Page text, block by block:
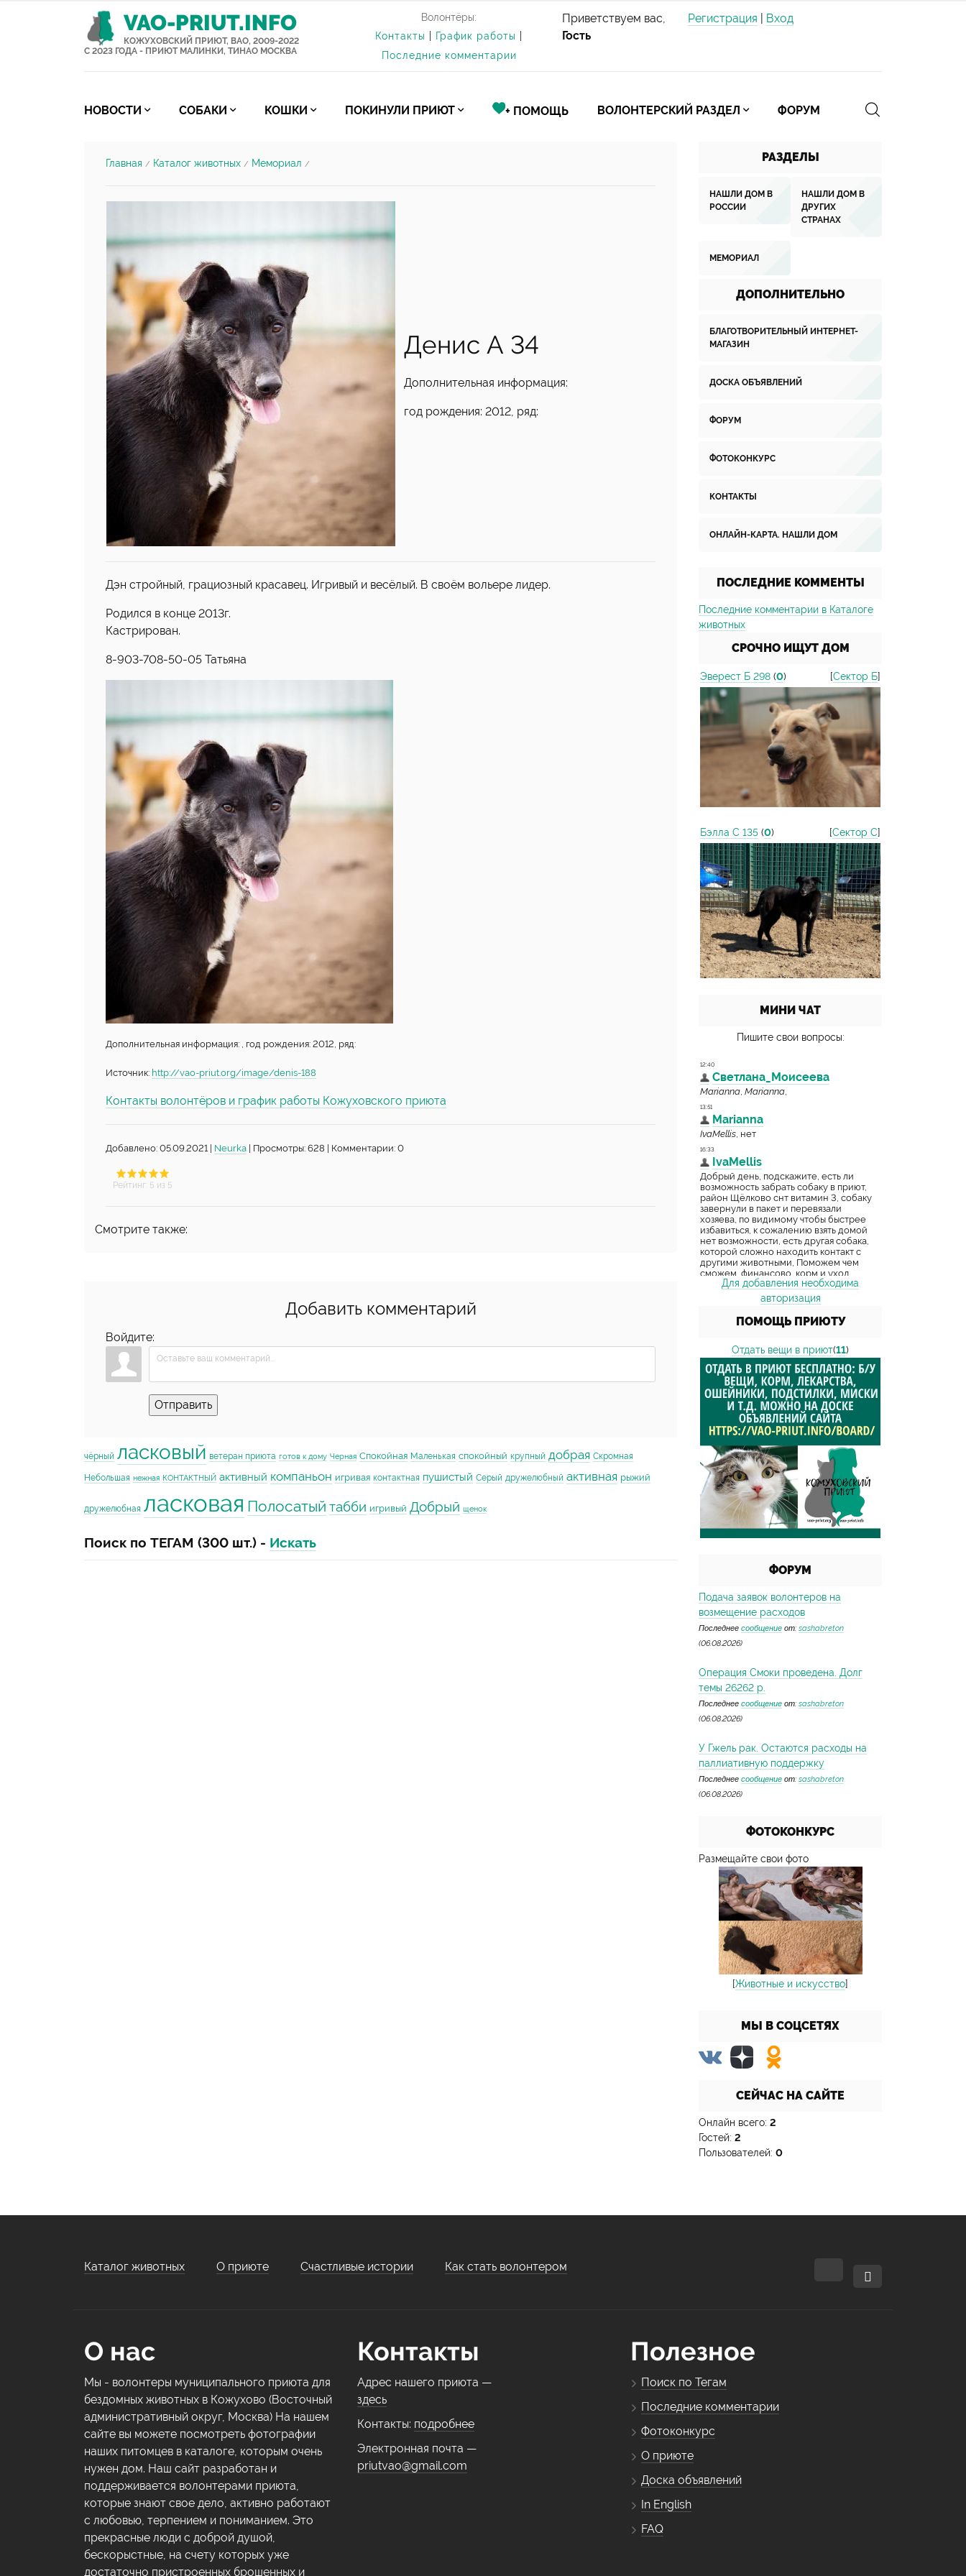
VAO-PRIUT.INFO
КОЖУХОВСКИЙ ПРИЮТ, ВАО, 2009-2022
С 2023 ГОДА - ПРИЮТ МАЛИНКИ, ТИНАО МОСКВА
Волонтёры:
Контакты
График работы
Последние комментарии
Приветствуем вас,
Гость
Регистрация Вход
НОВОСТИ СОБАКИ КОШКИ ПОКИНУЛИ ПРИЮТ + ПОМОЩЬ ВОЛОНТЕРСКИЙ РАЗДЕЛ ФОРУМ
Главная / Каталог животных / Мемориал /
Денис А 34
Дополнительная информация:
год рождения: 2012, ряд:
Дэн стройный, грациозный красавец. Игривый и весёлый. В своём вольере лидер.
Родился в конце 2013г.
Кастрирован.
8-903-708-50-05 Татьяна
Дополнительная информация: , год рождения: 2012, ряд:
Источник: http://vao-priut.org/image/denis-188
Контакты волонтёров и график работы Кожуховского приюта
Добавлено: 05.09.2021 | Neurka | Просмотры: 628 | Комментарии: 0
Рейтинг: 5 из 5
Смотрите также:
Добавить комментарий
Войдите:
Отправить
чёрный ласковый ветеран приюта готов к дому Черная Спокойная Маленькая спокойный крупный добрая Скромная
Небольшая нежная КОНТАКТНЫЙ активный компаньон игривая контактная пушистый Серый дружелюбный активная рыжий
дружелюбная ласковая Полосатый табби игривый Добрый щенок
Поиск по ТЕГАМ (300 шт.) - Искать
РАЗДЕЛЫ
НАШЛИ ДОМ В
РОССИИ
НАШЛИ ДОМ В
ДРУГИХ
СТРАНАХ
МЕМОРИАЛ
ДОПОЛНИТЕЛЬНО
БЛАГОТВОРИТЕЛЬНЫЙ ИНТЕРНЕТ-
МАГАЗИН
ДОСКА ОБЪЯВЛЕНИЙ
ФОРУМ
ФОТОКОНКУРС
КОНТАКТЫ
ОНЛАЙН-КАРТА. НАШЛИ ДОМ
ПОСЛЕДНИЕ КОММЕНТЫ
Последние комментарии в Каталоге
животных
СРОЧНО ИЩУТ ДОМ
Эверест Б 298 (0) [Сектор Б]
Бэлла С 135 (0) [Сектор С]
МИНИ ЧАТ
Пишите свои вопросы:
Для добавления необходима
авторизация
ПОМОЩЬ ПРИЮТУ
Отдать вещи в приют(11)
ФОРУМ
Подача заявок волонтеров на
возмещение расходов
Последнее сообщение от: sashabreton
(06.08.2026)
Операция Смоки проведена. Долг
темы 26262 р.
Последнее сообщение от: sashabreton
(06.08.2026)
У Гжель рак. Остаются расходы на
паллиативную поддержку
Последнее сообщение от: sashabreton
(06.08.2026)
ФОТОКОНКУРС
Размещайте свои фото
[Животные и искусство]
МЫ В СОЦСЕТЯХ
СЕЙЧАС НА САЙТЕ
Онлайн всего: 2
Гостей: 2
Пользователей: 0
Каталог животных О приюте Счастливые истории Как стать волонтером
О нас
Мы - волонтеры муниципального приюта для
бездомных животных в Кожухово (Восточный
административный округ, Москва) На нашем
сайте вы можете посмотреть фотографии
наших питомцев в каталоге, которым очень
нужен дом. Наш сайт разработан и
поддерживается волонтерами приюта,
которые знают свое дело, активно работают
с любовью, терпением и пониманием. Это
прекрасные люди с доброй душой,
бескорыстные, на счету которых уже
достаточно пристроенных брошенных и
Контакты
Адрес нашего приюта —
здесь
Контакты: подробнее
Электронная почта —
priutvao@gmail.com
Полезное
Поиск по Тегам
Последние комментарии
Фотоконкурс
О приюте
Доска объявлений
In English
FAQ